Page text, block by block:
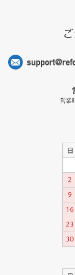
営業